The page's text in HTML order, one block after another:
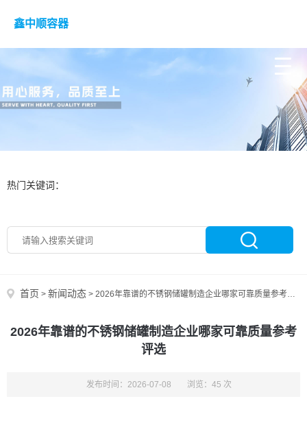
鑫中顺容器
热门关键词：
首页 > 新闻动态 > 2026年靠谱的不锈钢储罐制造企业哪家可靠质量参考评选
2026年靠谱的不锈钢储罐制造企业哪家可靠质量参考
评选
发布时间：2026-07-08 浏览：45 次